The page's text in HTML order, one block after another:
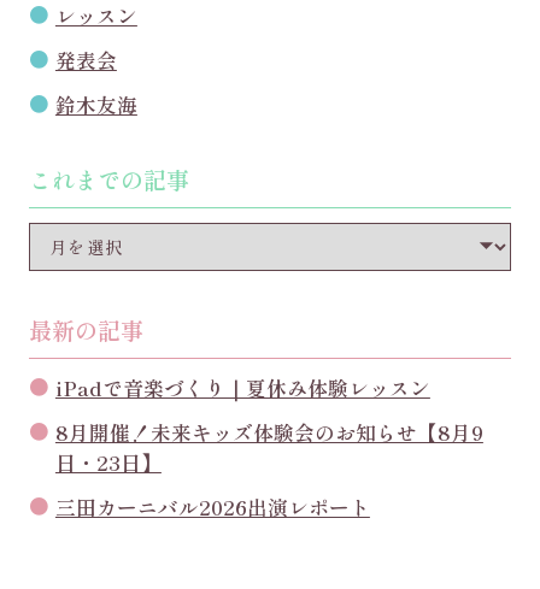
レッスン
発表会
鈴木友海
これまでの記事
最新の記事
iPadで音楽づくり｜夏休み体験レッスン
8月開催！未来キッズ体験会のお知らせ【8月9
日・23日】
三田カーニバル2026出演レポート